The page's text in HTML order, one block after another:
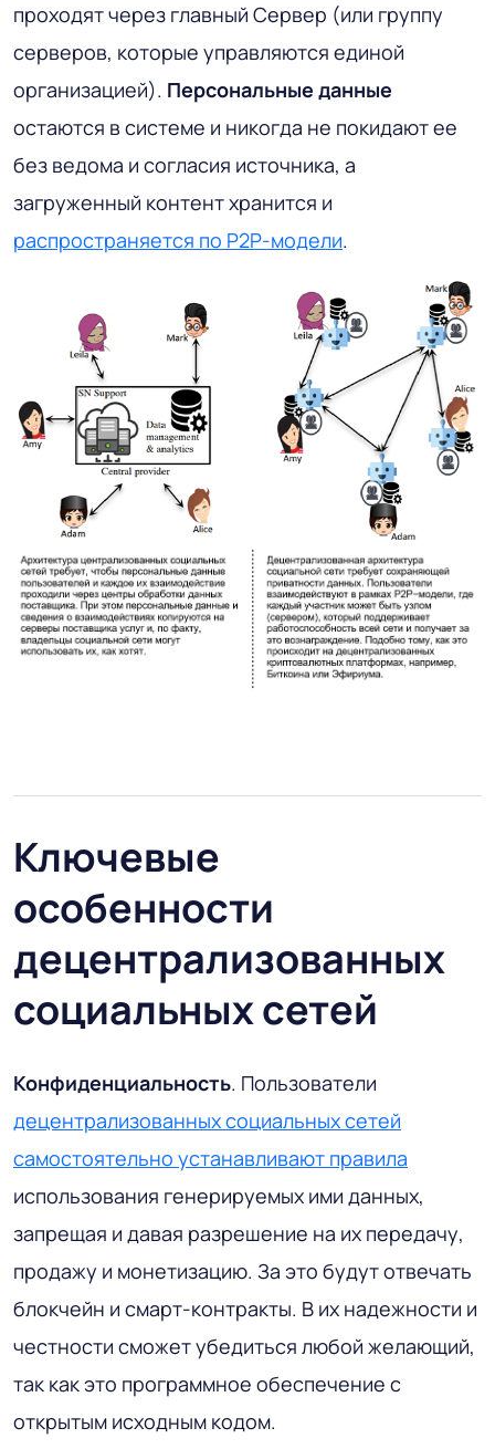
проходят через главный Сервер (или группу
серверов, которые управляются единой
организацией). Персональные данные
остаются в системе и никогда не покидают ее
без ведома и согласия источника, а
загруженный контент хранится и
распространяется по P2P-модели.
Ключевые
особенности
децентрализованных
социальных сетей
Конфиденциальность. Пользователи
децентрализованных социальных сетей
самостоятельно устанавливают правила
использования генерируемых ими данных,
запрещая и давая разрешение на их передачу,
продажу и монетизацию. За это будут отвечать
блокчейн и смарт-контракты. В их надежности и
честности сможет убедиться любой желающий,
так как это программное обеспечение с
открытым исходным кодом.